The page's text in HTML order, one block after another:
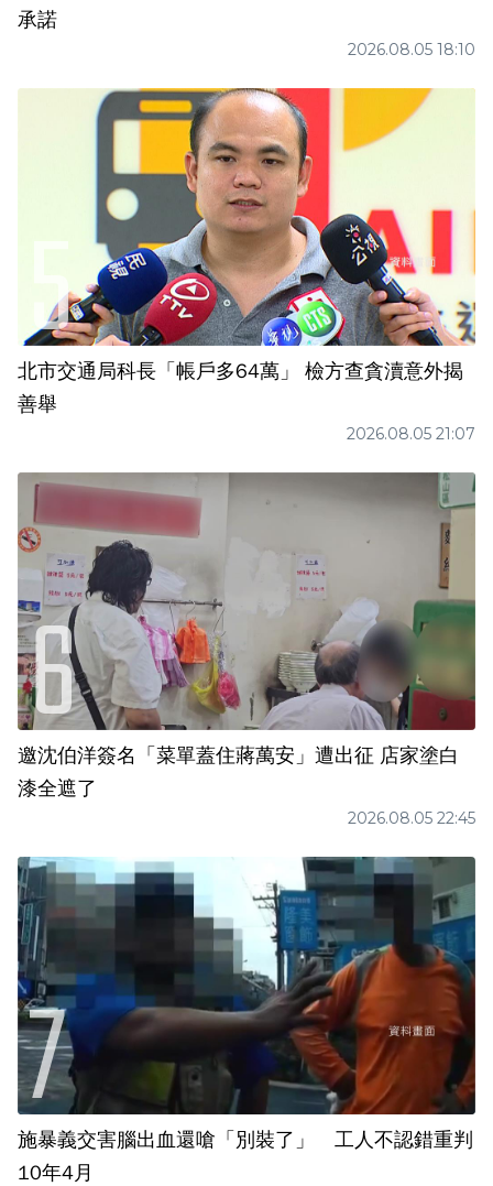
承諾
2026.08.05 18:10
北市交通局科長「帳戶多64萬」 檢方查貪瀆意外揭
善舉
2026.08.05 21:07
邀沈伯洋簽名「菜單蓋住蔣萬安」遭出征 店家塗白
漆全遮了
2026.08.05 22:45
施暴義交害腦出血還嗆「別裝了」 工人不認錯重判
10年4月